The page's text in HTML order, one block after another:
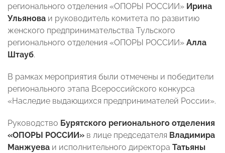
регионального отделения «ОПОРЫ РОССИИ» Ирина
Ульянова и руководитель комитета по развитию
женского предпринимательства Тульского
регионального отделения «ОПОРЫ РОССИИ» Алла
Штауб.
В рамках мероприятия были отмечены и победители
регионального этапа Всероссийского конкурса
«Наследие выдающихся предпринимателей России».
Руководство Бурятского регионального отделения
«ОПОРЫ РОССИИ» в лице председателя Владимира
Манжуева и исполнительного директора Татьяны